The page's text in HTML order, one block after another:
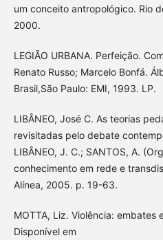
um conceito antropológico. Rio
2000.
LEGIÃO URBANA. Perfeição.
Renato Russo; Marcelo Bonfá.
Brasil,São Paulo: EMI, 1993. LP.
LIBÂNEO, José C. As teorias
revisitadas pelo debate
LIBÂNEO, J. C.; SANTOS, A.
conhecimento em rede e
Alínea, 2005. p. 19-63.
MOTTA, Liz. Violência: embates
Disponível em